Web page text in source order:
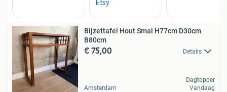
Bijzettafel Hout Smal H77cm D30cm
B80cm
€ 75,00 Details
Amsterdam
Dagtopper
Vandaag